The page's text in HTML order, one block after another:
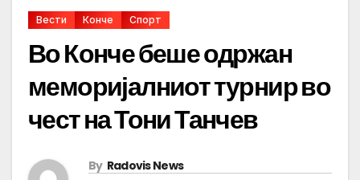
Вести Конче Спорт
Во Конче беше одржан
меморијалниот турнир во
чест на Тони Танчев
By Radovis News